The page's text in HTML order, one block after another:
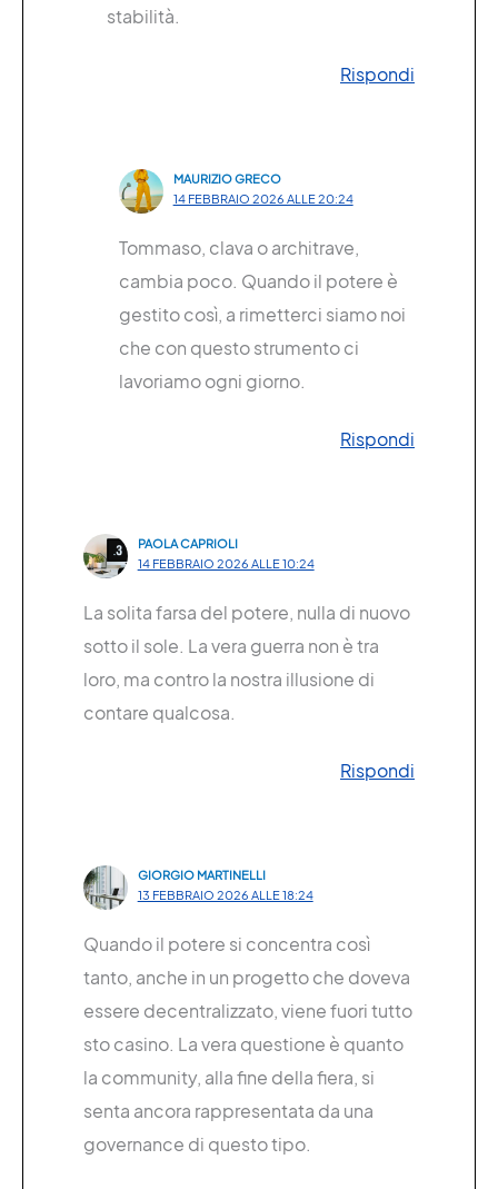
stabilità.
Rispondi
MAURIZIO GRECO
14 FEBBRAIO 2026 ALLE 20:24
Tommaso, clava o architrave,
cambia poco. Quando il potere è
gestito così, a rimetterci siamo noi
che con questo strumento ci
lavoriamo ogni giorno.
Rispondi
PAOLA CAPRIOLI
14 FEBBRAIO 2026 ALLE 10:24
La solita farsa del potere, nulla di nuovo
sotto il sole. La vera guerra non è tra
loro, ma contro la nostra illusione di
contare qualcosa.
Rispondi
GIORGIO MARTINELLI
13 FEBBRAIO 2026 ALLE 18:24
Quando il potere si concentra così
tanto, anche in un progetto che doveva
essere decentralizzato, viene fuori tutto
sto casino. La vera questione è quanto
la community, alla fine della fiera, si
senta ancora rappresentata da una
governance di questo tipo.